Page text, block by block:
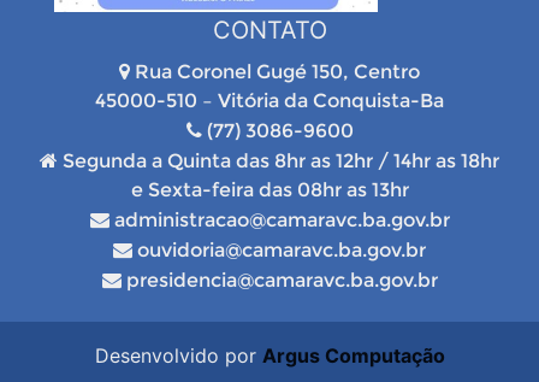
CONTATO
Rua Coronel Gugé 150, Centro
45000-510 – Vitória da Conquista-Ba
(77) 3086-9600
Segunda a Quinta das 8hr as 12hr / 14hr as 18hr
e Sexta-feira das 08hr as 13hr
administracao@camaravc.ba.gov.br
ouvidoria@camaravc.ba.gov.br
presidencia@camaravc.ba.gov.br
Desenvolvido por Argus Computação